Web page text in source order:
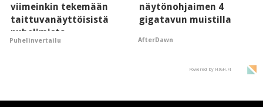
viimeinkin tekemään
taittuvanäyttöisistä
puhelimista
supersuosittuja
Puhelinvertailu
näytönohjaimen 4
gigatavun muistilla
AfterDawn
Powered by HIGH.FI